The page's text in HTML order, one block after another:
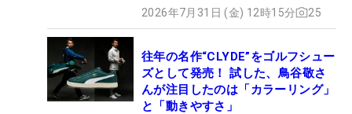
2026年7月31日 (金) 12時15分 25
往年の名作“CLYDE”をゴルフシュー
ズとして発売！ 試した、鳥谷敬さ
んが注目したのは「カラーリング」
と「動きやすさ」